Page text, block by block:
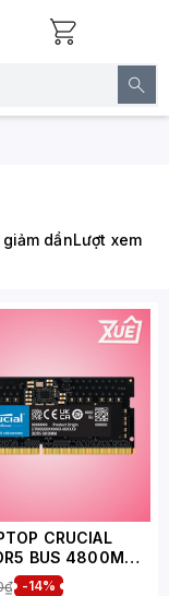
dầnLượt xem
CRUCIAL
BUS 4800MHZ
-14%